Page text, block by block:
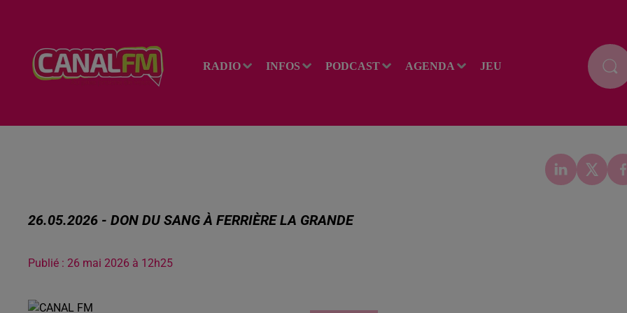
RADIO INFOS PODCAST AGENDA JEU
26.05.2026 - DON DU SANG À FERRIÈRE LA GRANDE
Publié : 26 mai 2026 à 12h25